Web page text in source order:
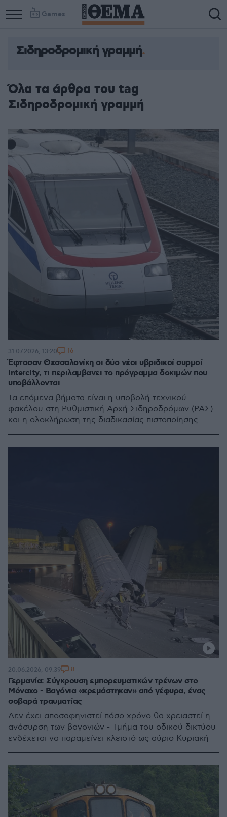
Games
Column
Column
Σιδηροδρομική γραμμή
Όλα τα άρθρα του tag
Σιδηροδρομική γραμμή
Έφτασαν Θεσσαλονίκη οι δύο νέοι υβριδικοί συρμοί
Intercity, τι περιλαμβανει το πρόγραμμα δοκιμών που
υποβάλλονται
Τα επόμενα βήματα είναι η υποβολή τεχνικού
φακέλου στη Ρυθμιστική Αρχή Σιδηροδρόμων (ΡΑΣ)
και η ολοκλήρωση της διαδικασίας πιστοποίησης
31.07.2026, 13:20 16
Γερμανία: Σύγκρουση εμπορευματικών τρένων στο
Μόναχο - Βαγόνια «κρεμάστηκαν» από γέφυρα, ένας
σοβαρά τραυματίας
Δεν έχει αποσαφηνιστεί πόσο χρόνο θα χρειαστεί η
ανάσυρση των βαγονιών - Τμήμα του οδικού δικτύου
ενδέχεται να παραμείνει κλειστό ως αύριο Κυριακή
20.06.2026, 09:39 8